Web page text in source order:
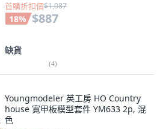
首購折扣價$1,087
18% $887
缺貨
(4)
Youngmodeler 英工房 HO Country
house 寬甲板模型套件 YM633 2p, 混
色